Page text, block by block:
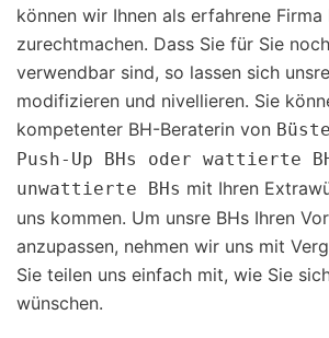
können wir Ihnen als erfahrene Firma
zurechtmachen. Dass Sie für Sie
verwendbar sind, so lassen sich
modifizieren und nivellieren. Sie
kompetenter BH-Beraterin von
Push-Up BHs oder wattierte
unwattierte BHs mit Ihren
uns kommen. Um unsre BHs Ihren
anzupassen, nehmen wir uns mit
Sie teilen uns einfach mit, wie Sie
wünschen.